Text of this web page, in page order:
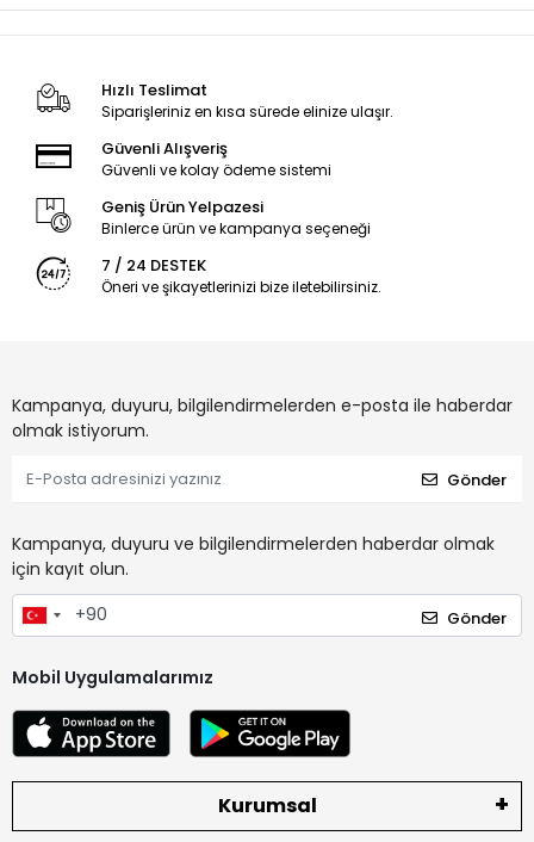
Hızlı Teslimat
Siparişleriniz en kısa sürede elinize ulaşır.
Güvenli Alışveriş
Güvenli ve kolay ödeme sistemi
Geniş Ürün Yelpazesi
Binlerce ürün ve kampanya seçeneği
7 / 24 DESTEK
Öneri ve şikayetlerinizi bize iletebilirsiniz.
Kampanya, duyuru, bilgilendirmelerden e-posta ile haberdar
olmak istiyorum.
Gönder
Kampanya, duyuru ve bilgilendirmelerden haberdar olmak
için kayıt olun.
Gönder
Mobil Uygulamalarımız
Kurumsal